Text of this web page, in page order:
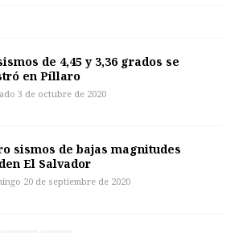
de 4,45 y 3,36 grados se
en Píllaro
3 de octubre de 2020
sismos de bajas magnitudes
El Salvador
20 de septiembre de 2020